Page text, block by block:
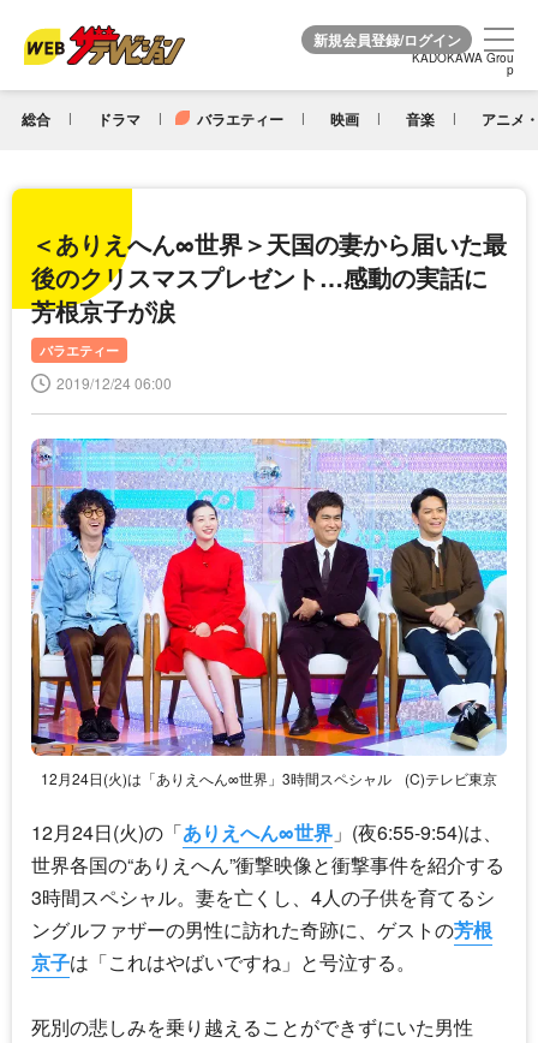
KADOKAWA Grou
p
総合 ドラマ バラエティー 映画 音楽 アニメ
KADOKAWA Grou
p
＜ありえへん∞世界＞天国の妻から届いた最
後のクリスマスプレゼント…感動の実話に
芳根京子が涙
バラエティー
2019/12/24 06:00
12月24日(火)は「ありえへん∞世界」3時間スペシャル (C)テレビ東京
12月24日(火)の「ありえへん∞世界 」(夜6:55-9:54)は、
世界各国の“ありえへん”衝撃映像と衝撃事件を紹介する
3時間スペシャル。妻を亡くし、4人の子供を育てるシ
ングルファザーの男性に訪れた奇跡に、ゲストの芳根
京子は「これはやばいですね」と号泣する。
死別の悲しみを乗り越えることができずにいた男性